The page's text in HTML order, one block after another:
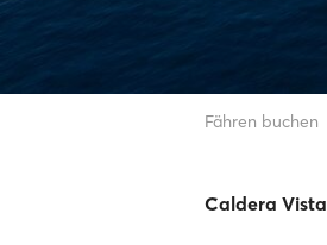
Fähren buchen
Caldera Vista